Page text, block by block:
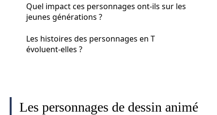
Quel impact ces personnages ont-ils sur les
jeunes générations ?
Les histoires des personnages en T
évoluent-elles ?
Les personnages de dessin animé